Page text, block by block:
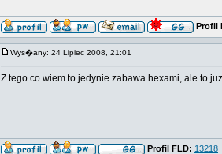
Profil
Wys�any: 24 Lipiec 2008, 21:01
Z tego co wiem to jedynie zabawa hexami, ale to
Profil FLD: 13218